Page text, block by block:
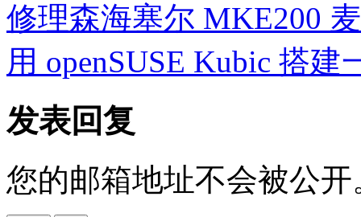
修理森海塞尔 MKE200
用 openSUSE Kubic 搭建
发表回复
您的邮箱地址不会被公开